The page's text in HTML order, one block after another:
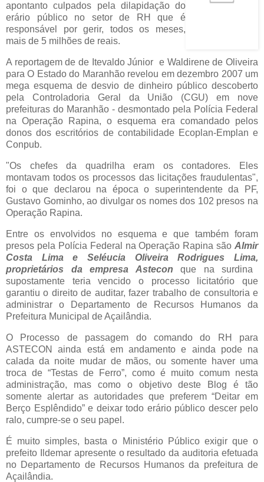
apontanto culpados pela dilapidação do
erário público no setor de RH que é
responsável por gerir, todos os meses,
mais de 5 milhões de reais.
A reportagem de de Itevaldo Júnior e Waldirene de Oliveira
para O Estado do Maranhão revelou em dezembro 2007 um
mega esquema de desvio de dinheiro público descoberto
pela Controladoria Geral da União (CGU) em nove
prefeituras do Maranhão - desmontado pela Polícia Federal
na Operação Rapina, o esquema era comandado pelos
donos dos escritórios de contabilidade Ecoplan-Emplan e
Conpub.
"Os chefes da quadrilha eram os contadores. Eles
montavam todos os processos das licitações fraudulentas",
foi o que declarou na época o superintendente da PF,
Gustavo Gominho, ao divulgar os nomes dos 102 presos na
Operação Rapina.
Entre os envolvidos no esquema e que também foram
presos pela Polícia Federal na Operação Rapina são Almir
Costa Lima e Seléucia Oliveira Rodrigues Lima,
proprietários daempresa Astecon que na surdina
supostamente teria vencido o processo licitatório que
garantiu o direito de auditar, fazer trabalho de consultoria e
administrar o Departamento de Recursos Humanos da
Prefeitura Municipal de Açailândia.
O Processo de passagem do comando do RH para
ASTECON ainda está em andamento e ainda pode na
calada da noite mudar de mãos, ou somente haver uma
troca de “Testas de Ferro”, como é muito comum nesta
administração, mas como o objetivo deste Blog é tão
somente alertar as autoridades que preferem “Deitar em
Berço Esplêndido” e deixar todo erário público descer pelo
ralo, cumpre-se o seu papel.
É muito simples, basta o Ministério Público exigir que o
prefeito Ildemar apresente o resultado da auditoria efetuada
no Departamento de Recursos Humanos da prefeitura de
Açailândia.